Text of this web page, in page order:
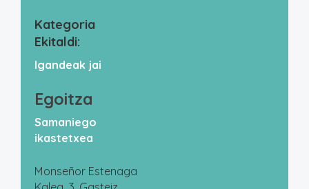
Kategoria
Ekitaldi:
Igandeak jai
Egoitza
Samaniego
ikastetxea
Monseñor Estenaga